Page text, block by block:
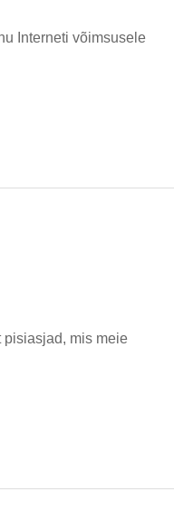
Interneti võimsusele
pisiasjad, mis meie